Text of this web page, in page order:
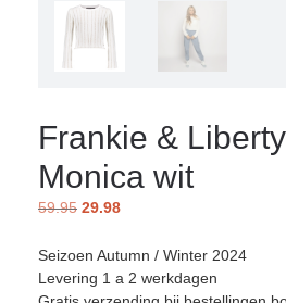
Frankie &
Monica wit
59.95 29.98
Seizoen Autumn / Winter 2024
Levering 1 a 2 werkdagen